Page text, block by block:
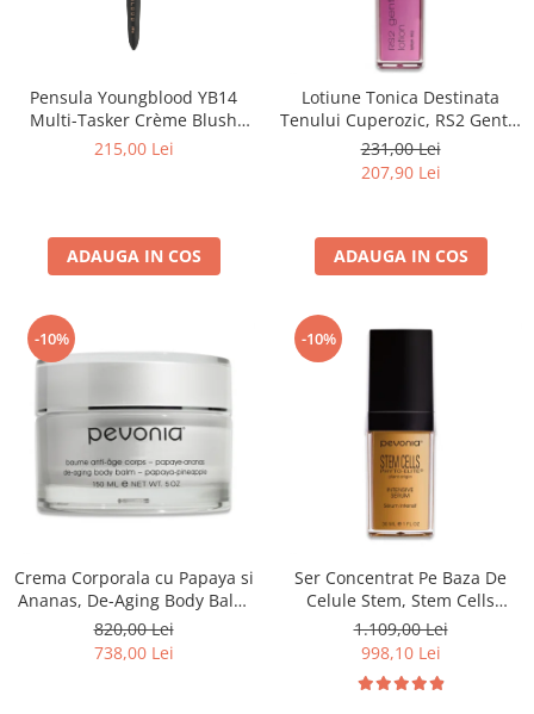
Pensula Youngblood YB14
Multi-Tasker Crème Blush
Brush
215,00 Lei
ADAUGA IN COS
Lotiune Tonica Destinata
Tenului Cuperozic, RS2 Gentle
Lotion - 120ml
231,00 Lei
207,90 Lei
ADAUGA IN COS
-10%
Crema Corporala cu Papaya si
Ananas, De-Aging Body Balm
Papaya Pineapple - 150ml
820,00 Lei
738,00 Lei
-10%
Ser Concentrat Pe Baza De
Celule Stem, Stem Cells
Intensive Serum - 30ml
1.109,00 Lei
998,10 Lei